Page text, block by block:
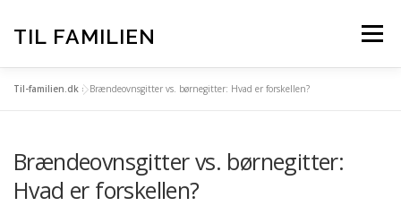
indhold
TIL FAMILIEN Menu
TIL-FAMILIEN.DK – BAG OM
Til-familien.dk »Brændeovnsgitter vs. børnegitter: Hvad er forskellen?
Brændeovnsgitter vs. børnegitter:
Hvad er forskellen?